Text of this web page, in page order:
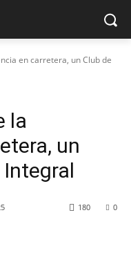
en carretera, un Club de
la
un
0
180